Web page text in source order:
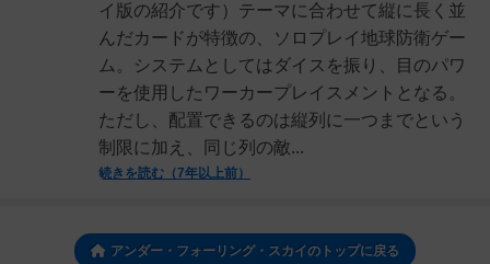
イ版の紹介です）テーマに合わせて縦に長く並
んだカードが特徴の、ソロプレイ地球防衛ゲー
ム。システムとしてはダイスを振り、目のパワ
ーを使用したワーカープレイスメントとなる。
ただし、配置できるのは縦列に一つまでという
制限に加え、同じ列の敵...
続きを読む（7年以上前）
アンダー・フォーリング・スカイのトップに戻る